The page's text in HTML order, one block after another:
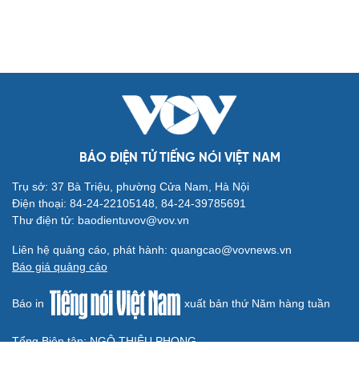
BÁO ĐIỆN TỬ TIẾNG NÓI VIỆT NAM
Trụ sở: 37 Bà Triệu, phường Cửa Nam, Hà Nội
Điện thoại: 84-24-22105148, 84-24-39785691
Thư điện tử: baodientuvov@vov.vn
Liên hệ quảng cáo, phát hành: quangcao@vovnews.vn
Báo giá quảng cáo
Báo in xuất bản thứ Năm hàng tuần
Tổng Biên tập: NGÔ THIỆU PHONG